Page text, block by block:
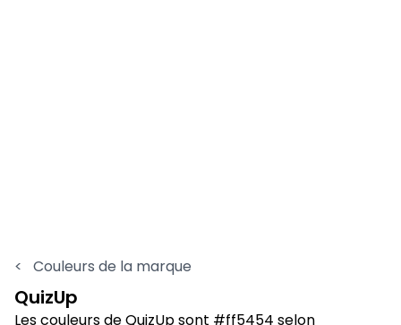
< Couleurs de la marque
QuizUp
Les couleurs de QuizUp sont #ff5454 selon